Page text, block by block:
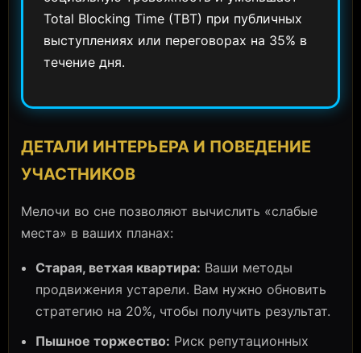
Total Blocking Time (TBT) при публичных
выступлениях или переговорах на 35% в
течение дня.
ДЕТАЛИ ИНТЕРЬЕРА И ПОВЕДЕНИЕ
УЧАСТНИКОВ
Мелочи во сне позволяют вычислить «слабые
места» в ваших планах:
Старая, ветхая квартира: Ваши методы
продвижения устарели. Вам нужно обновить
стратегию на 20%, чтобы получить результат.
Пышное торжество: Риск репутационных